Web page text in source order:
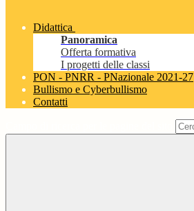
Didattica
Panoramica
Offerta formativa
I progetti delle classi
PON - PNRR - PNazionale 2021-27
Bullismo e Cyberbullismo
Contatti